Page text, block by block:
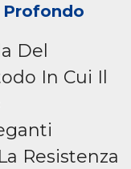
Profondo
Del
In Cui Il
Resistenza